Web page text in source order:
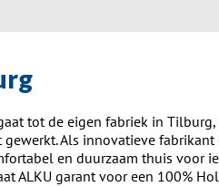
tot de eigen fabriek in Tilburg,
Als innovatieve fabrikant
en duurzaam thuis voor
ALKU garant voor een 100%